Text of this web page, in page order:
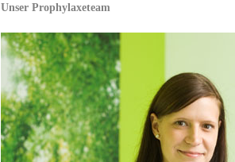
Unser Prophylaxeteam